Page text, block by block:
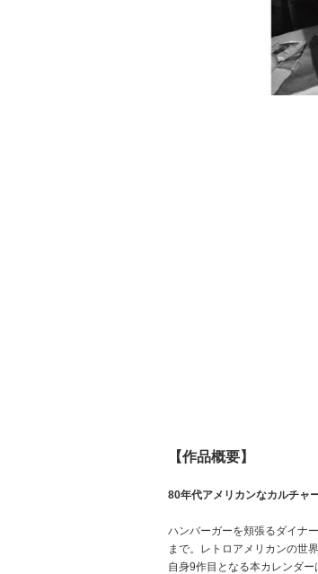
【作品概要】
80年代アメリカンなカルチャ
ハンバーガーを頬張るダイナ
まで。レトロアメリカンの世
自身9作目となる本カレンダ